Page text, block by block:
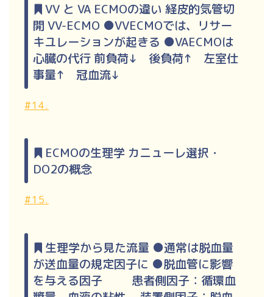
VV と VA ECMOの違い 経皮的気管切
開 VV-ECMO ●VVECMOでは、リサー
キユレーションが起きる ●VAECMOは
心臓の代行 前負荷↓ 後負荷↑ 左室仕
事量↑ 冠血流↓
#14.
ECMOの生理学 カニューレ選択・
DO2の概念
#15.
生理学から見た流量 ●通常は脱血量
が送血量の規定因子に ●脱血管に影響
を与える因子 患者側因子：循環血